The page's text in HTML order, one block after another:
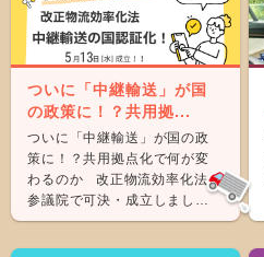
ついに「中継輸送」が国
の政策に！？共用拠...
ついに「中継輸送」が国の政
策に！？共用拠点化で何が変
わるのか 改正物流効率化法が
参議院で可決・成立しまし
た。 &nb...